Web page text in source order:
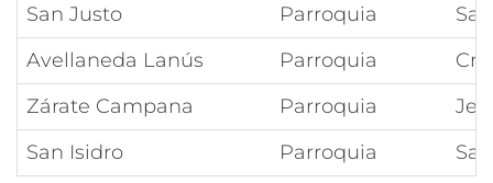
San Justo
Parroquia
Avellaneda Lanús
Parroquia
Zárate Campana
Parroquia
San Isidro
Parroquia